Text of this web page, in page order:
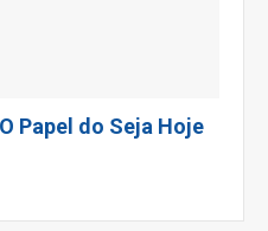
Papel do Seja Hoje